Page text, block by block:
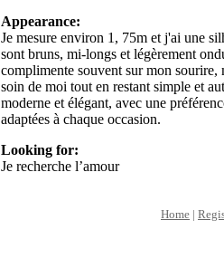
Appearance:
Je mesure environ 1, 75m et j'ai une
sont bruns, mi-longs et légèrement
complimente souvent sur mon sourire,
soin de moi tout en restant simple et
moderne et élégant, avec une
adaptées à chaque occasion.
Looking for:
Je recherche l’amour
Home |